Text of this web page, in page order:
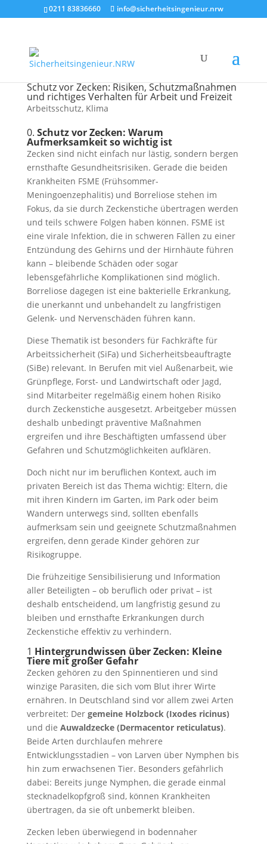
0211 83836660 info@sicherheitsingenieur.nrw
Schutz vor Zecken: Risiken, Schutzmaßnahmen
und richtiges Verhalten für Arbeit und Freizeit
Arbeitsschutz, Klima
0. Schutz vor Zecken: Warum
Aufmerksamkeit so wichtig ist
Zecken sind nicht einfach nur lästig, sondern bergen
ernsthafte Gesundheitsrisiken. Gerade die beiden
Krankheiten FSME (Frühsommer-
Meningoenzephalitis) und Borreliose stehen im
Fokus, da sie durch Zeckenstiche übertragen werden
und teils schwere Folgen haben können. FSME ist
eine virale Infektion, die in schweren Fällen zu einer
Entzündung des Gehirns und der Hirnhäute führen
kann – bleibende Schäden oder sogar
lebensgefährliche Komplikationen sind möglich.
Borreliose dagegen ist eine bakterielle Erkrankung,
die unerkannt und unbehandelt zu langfristigen
Gelenk- und Nervenschäden führen kann.
Diese Thematik ist besonders für Fachkräfte für
Arbeitssicherheit (SiFa) und Sicherheitsbeauftragte
(SiBe) relevant. In Berufen mit viel Außenarbeit, wie
Grünpflege, Forst- und Landwirtschaft oder Jagd,
sind Mitarbeiter regelmäßig einem hohen Risiko
durch Zeckenstiche ausgesetzt. Arbeitgeber müssen
deshalb unbedingt präventive Maßnahmen
ergreifen und ihre Beschäftigten umfassend über
Gefahren und Schutzmöglichkeiten aufklären.
Doch nicht nur im beruflichen Kontext, auch im
privaten Bereich ist das Thema wichtig: Eltern, die
mit ihren Kindern im Garten, im Park oder beim
Wandern unterwegs sind, sollten ebenfalls
aufmerksam sein und geeignete Schutzmaßnahmen
ergreifen, denn gerade Kinder gehören zur
Risikogruppe.
Die frühzeitige Sensibilisierung und Information
aller Beteiligten – ob beruflich oder privat – ist
deshalb entscheidend, um langfristig gesund zu
bleiben und ernsthafte Erkrankungen durch
Zeckenstiche effektiv zu verhindern.
1 Hintergrundwissen über Zecken: Kleine
Tiere mit großer Gefahr
Zecken gehören zu den Spinnentieren und sind
winzige Parasiten, die sich vom Blut ihrer Wirte
ernähren. In Deutschland sind vor allem zwei Arten
verbreitet: Der gemeine Holzbock (Ixodes ricinus)
und die Auwaldzecke (Dermacentor reticulatus).
Beide Arten durchlaufen mehrere
Entwicklungsstadien – von Larven über Nymphen bis
hin zum erwachsenen Tier. Besonders gefährlich
dabei: Bereits junge Nymphen, die gerade einmal
stecknadelkopfgroß sind, können Krankheiten
übertragen, da sie oft unbemerkt bleiben.
Zecken leben überwiegend in bodennaher